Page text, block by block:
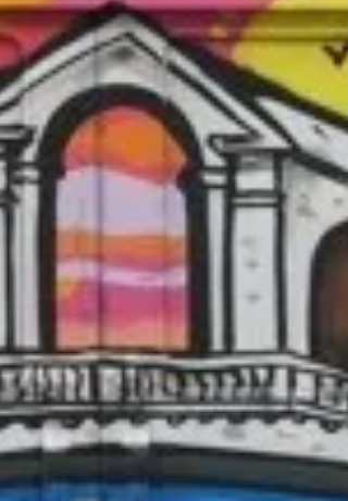
sequenza di domande, si svolge piuttosto “a
fornendo un fiume di aneddoti e ricordi che
spontaneamente racconta, conducendo lo svolgersi
della sua storia e lo svelarsi della sua persona.